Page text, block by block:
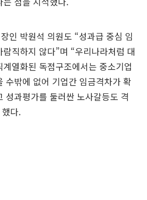
인 박원석 의원도 “성과급 중심 임
직하지 않다”며 “우리나라처럼 대
열화된 독점구조에서는 중소기업
수밖에 없어 기업간 임금격차가 확
성과평가를 둘러싼 노사갈등도 격
다.